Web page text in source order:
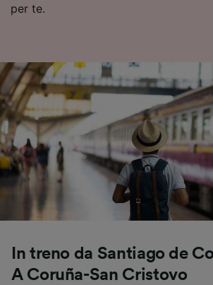
per te.
In treno da Santiago de
A Coruña-San Cristovo